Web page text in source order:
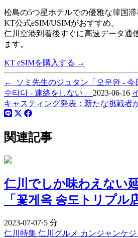
松島の5つ星ホテルでの優雅な韓国滞
KT公式eSIM/USIMがおすすめ。
仁川空港到着後すぐに高速データ通信
ます。
KT eSIMを購入する →
←
ソミ先生のジュタン「오운완 -
수타다 - 連絡をしない」 2023-06-16
キャスティング発表：新たな挑戦者
関連記事
仁川でしか味わえない
「꽃게옥 송도トリプル
2023-07-07·5 分
仁川特集 仁川グルメ カンジャンケジ